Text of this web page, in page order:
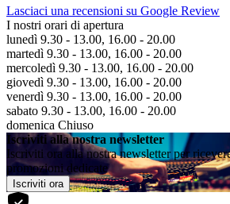
Lasciaci una recensioni su Google Review
I nostri orari di apertura
lunedì 9.30 - 13.00, 16.00 - 20.00
martedì 9.30 - 13.00, 16.00 - 20.00
mercoledì 9.30 - 13.00, 16.00 - 20.00
giovedì 9.30 - 13.00, 16.00 - 20.00
venerdì 9.30 - 13.00, 16.00 - 20.00
sabato 9.30 - 13.00, 16.00 - 20.00
domenica Chiuso
Iscriviti alla nostra newsletter
Iscriviti ora alla nostra newsletter per
promozioni dedicate
Iscriviti ora